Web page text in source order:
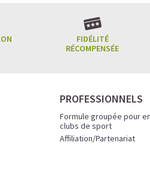
FIDÉLITÉ
RÉCOMPENSÉE
PROFESSIONNELS
Formule groupée pour
clubs de sport
Affiliation/Partenariat